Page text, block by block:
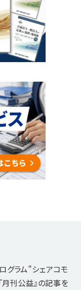
グラム"シェアコモ
刊公益』の記事を